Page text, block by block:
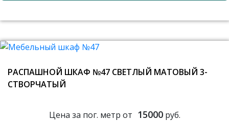
РАСПАШНОЙ ШКАФ №47 СВЕТЛЫЙ МАТОВЫЙ 3-
СТВОРЧАТЫЙ
Цена за пог. метр от 15000руб.